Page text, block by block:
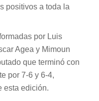
positivos a toda la
por Luis
Agea y Mimoun
que terminó con
por 7-6 y 6-4,
esta edición.